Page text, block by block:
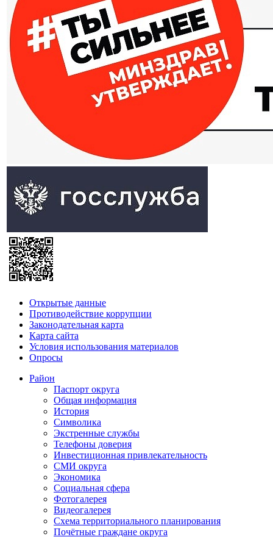
Открытые данные
Противодействие коррупции
Законодательная карта
Карта сайта
Условия использования материалов
Опросы
Район
Паспорт округа
Общая информация
История
Символика
Экстренные службы
Телефоны доверия
Инвестиционная привлекательность
СМИ округа
Экономика
Социальная сфера
Фотогалерея
Видеогалерея
Схема территориального планирования
Почётные граждане округа